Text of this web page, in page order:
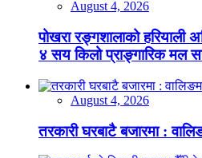
August 4, 2026
पोखरा रङ्गशालाको हरियाली
४ सय किलो प्राङ्गारिक मल
August 4, 2026
तरकारी घरबाटै बजारमा :